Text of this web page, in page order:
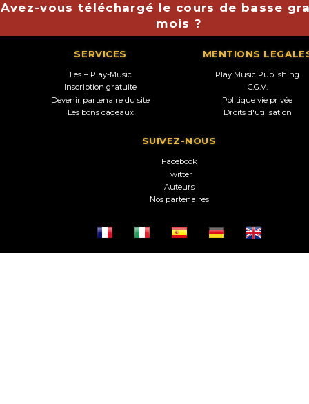
Avez-vous téléchargé le cours de basse
mois ?
SERVICES
Les + Play-Music
Inscription gratuite
Devenir partenaire du site
Les bons cadeaux
MENTIONS
Play Music Publishing
C.G.V.
Politique vie privée
Droits d'utilisation
SUIVEZ-NOUS
Facebook
Twitter
Auteurs
Nos partenaires